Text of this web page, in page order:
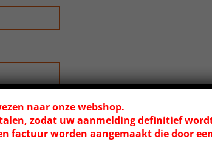
naar onze webshop.
zodat uw aanmelding definitief
factuur worden aangemaakt die door